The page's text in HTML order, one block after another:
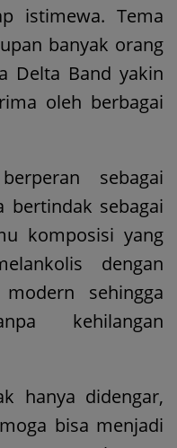
istimewa. Tema
banyak orang
Delta Band yakin
oleh berbagai
sebagai
bertindak sebagai
komposisi yang
dengan
sehingga
kehilangan
hanya didengar,
bisa menjadi